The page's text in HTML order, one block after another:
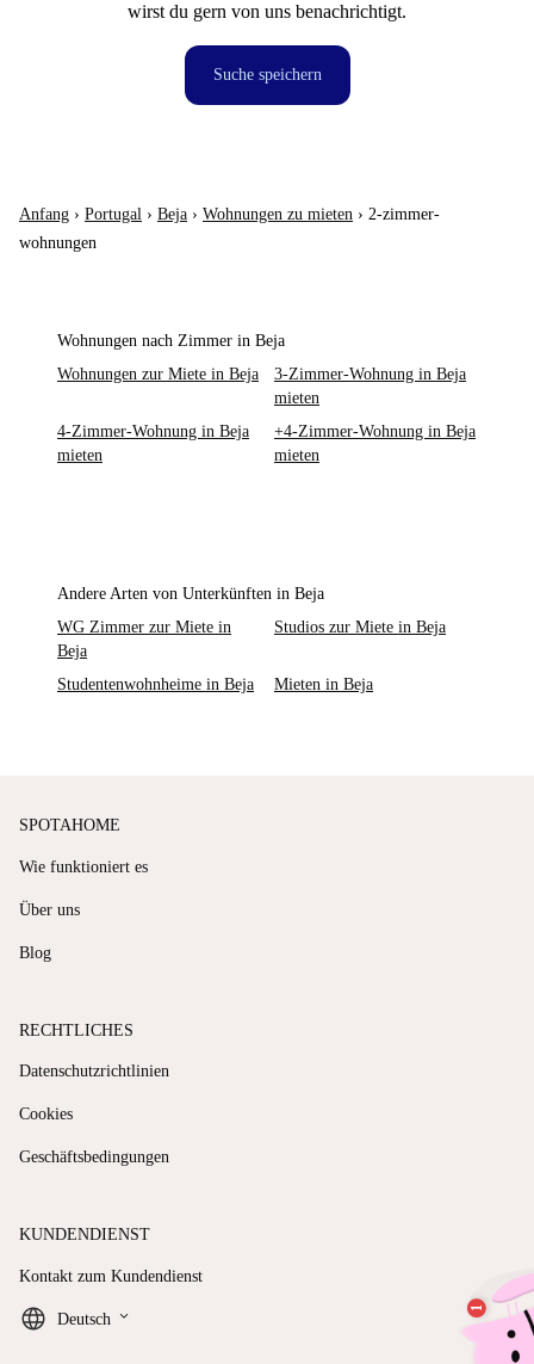
wirst du gern von uns benachrichtigt.
Suche speichern
Anfang › Portugal › Beja › Wohnungen zu mieten › 2-zimmer-
wohnungen
Wohnungen nach Zimmer in Beja
Wohnungen zur Miete in Beja
3-Zimmer-Wohnung in Beja
mieten
4-Zimmer-Wohnung in Beja
mieten
+4-Zimmer-Wohnung in Beja
mieten
Andere Arten von Unterkünften in Beja
WG Zimmer zur Miete in
Beja
Studios zur Miete in Beja
Studentenwohnheime in Beja Mieten in Beja
SPOTAHOME
Wie funktioniert es
Über uns
Blog
RECHTLICHES
Datenschutzrichtlinien
Cookies
Geschäftsbedingungen
KUNDENDIENST
Kontakt zum Kundendienst
Deutsch keyboard_arrow_down